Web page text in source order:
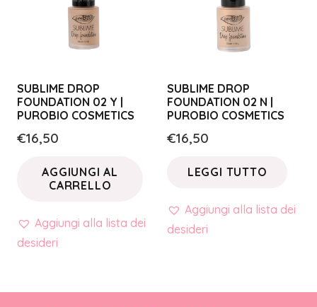
SUBLIME DROP
FOUNDATION 02 Y |
PUROBIO COSMETICS
€16,50
AGGIUNGI AL
CARRELLO
Aggiungi alla lista dei
desideri
SUBLIME DROP
FOUNDATION 02 N |
PUROBIO COSMETICS
€16,50
LEGGI TUTTO
Aggiungi alla lista dei
desideri